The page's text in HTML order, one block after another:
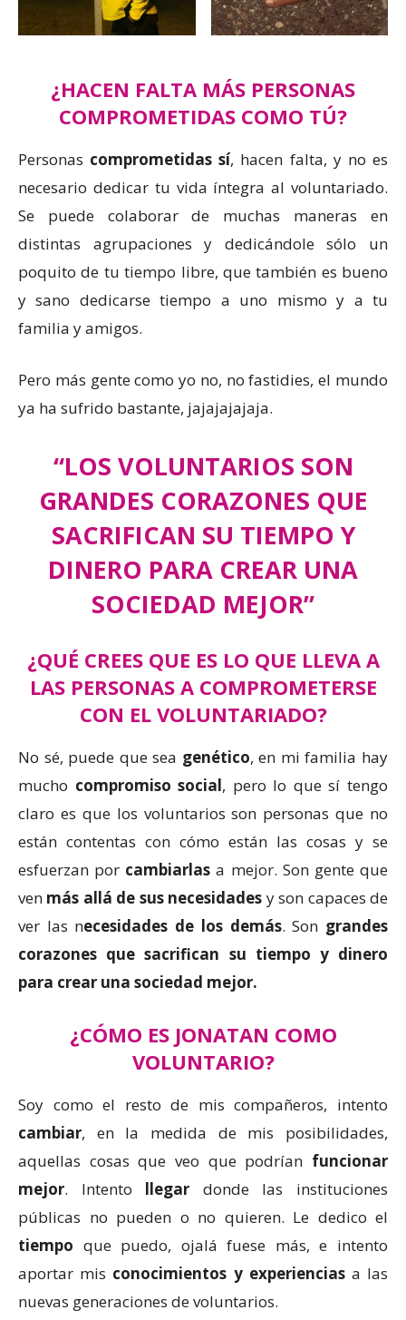
¿HACEN FALTA MÁS PERSONAS
COMPROMETIDAS COMO TÚ?
Personas comprometidas sí, hacen falta, y no es
necesario dedicar tu vida íntegra al voluntariado.
Se puede colaborar de muchas maneras en
distintas agrupaciones y dedicándole sólo un
poquito de tu tiempo libre, que también es bueno
y sano dedicarse tiempo a uno mismo y a tu
familia y amigos.
Pero más gente como yo no, no fastidies, el mundo
ya ha sufrido bastante, jajajajajaja.
“LOS VOLUNTARIOS SON
GRANDES CORAZONES QUE
SACRIFICAN SU TIEMPO Y
DINERO PARA CREAR UNA
SOCIEDAD MEJOR”
¿QUÉ CREES QUE ES LO QUE LLEVA A
LAS PERSONAS A COMPROMETERSE
CON EL VOLUNTARIADO?
No sé, puede que sea genético, en mi familia hay
mucho compromiso social, pero lo que sí tengo
claro es que los voluntarios son personas que no
están contentas con cómo están las cosas y se
esfuerzan por cambiarlas a mejor. Son gente que
ven más allá de sus necesidades y son capaces de
ver las necesidades de los demás. Son grandes
corazones que sacrifican su tiempo y dinero
para crear una sociedad mejor.
¿CÓMO ES JONATAN COMO
VOLUNTARIO?
Soy como el resto de mis compañeros, intento
cambiar, en la medida de mis posibilidades,
aquellas cosas que veo que podrían funcionar
mejor. Intento llegar donde las instituciones
públicas no pueden o no quieren. Le dedico el
tiempo que puedo, ojalá fuese más, e intento
aportar mis conocimientos y experienciasa las
nuevas generaciones de voluntarios.